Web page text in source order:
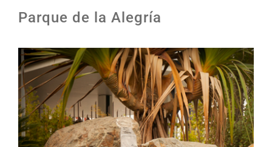
Parque de la Alegría